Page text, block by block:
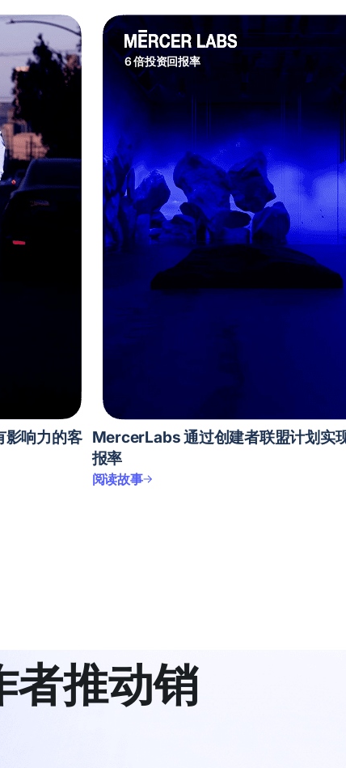
影响力的客
6 倍投资回报率
MercerLabs 通过创建者联盟计划实
报率
阅读故事
者推动销